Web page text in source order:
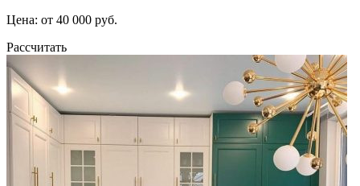
Цена: от 40 000 руб.
Рассчитать